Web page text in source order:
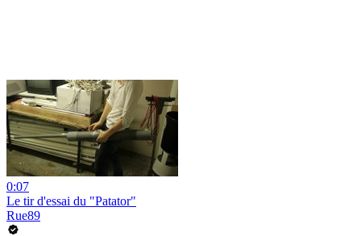
0:07
Le tir d'essai du "Patator"
Rue89